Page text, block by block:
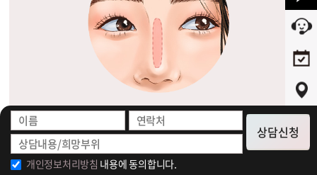
코모양과 디자인에 따라
보형물크기 및
형태 1:1맞춤제작
개인정보처리방침 내용에 동의합니다.
상담신청